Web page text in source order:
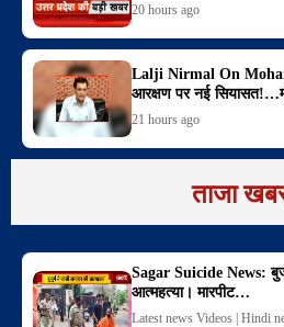
20 hours ago
Lalji Nirmal On
आरक्षण पर नई
21 hours ago
ताजा
Sagar Suicide News:
आत्महत्या। मारपीट…
Latest news Videos | Hindi